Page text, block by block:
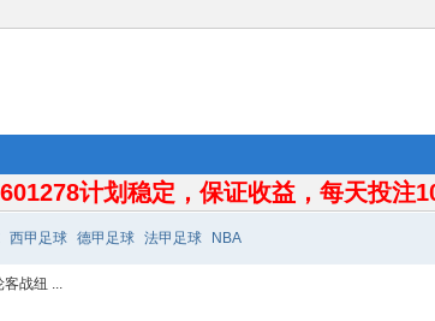
计划稳定，保证收益，每天投注
西甲足球 德甲足球 法甲足球 NBA
战纽 ...